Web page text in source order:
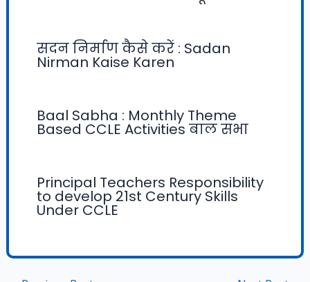
सदन निर्माण कैसे करें : Sadan
Nirman Kaise Karen
Baal Sabha : Monthly Theme
Based CCLE Activities बाल सभा
Principal Teachers Responsibility
to develop 21st Century Skills
Under CCLE